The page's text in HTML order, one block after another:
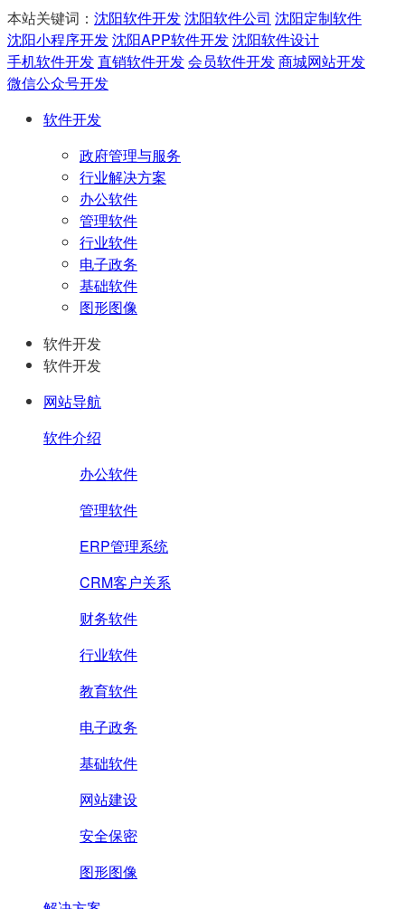
本站关键词： 沈阳软件开发沈阳软件公司 沈阳定制软件
沈阳小程序开发沈阳APP软件开发沈阳软件设计
手机软件开发直销软件开发会员软件开发商城网站开发
微信公众号开发
软件开发
政府管理与服务
行业解决方案
办公软件
管理软件
行业软件
电子政务
基础软件
图形图像
软件开发
软件开发
网站导航
软件介绍
办公软件
管理软件
ERP管理系统
CRM客户关系
财务软件
行业软件
教育软件
电子政务
基础软件
网站建设
安全保密
图形图像